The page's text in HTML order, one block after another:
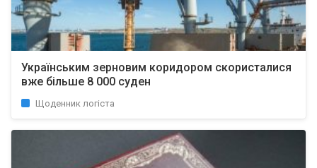
Українським зерновим коридором скористалися
вже більше 8 000 суден
Щоденник логіста